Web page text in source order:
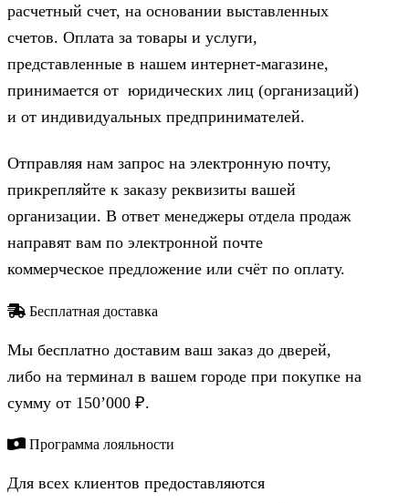
расчетный счет, на основании выставленных
счетов. Оплата за товары и услуги,
представленные в нашем интернет-магазине,
принимается от юридических лиц (организаций)
и от индивидуальных предпринимателей.
Отправляя нам запрос на электронную почту,
прикрепляйте к заказу реквизиты вашей
организации. В ответ менеджеры отдела продаж
направят вам по электронной почте
коммерческое предложение или счёт по оплату.
Бесплатная доставка
Мы бесплатно доставим ваш заказ до дверей,
либо на терминал в вашем городе при покупке на
сумму от 150’000 ₽.
Программа лояльности
Для всех клиентов предоставляются